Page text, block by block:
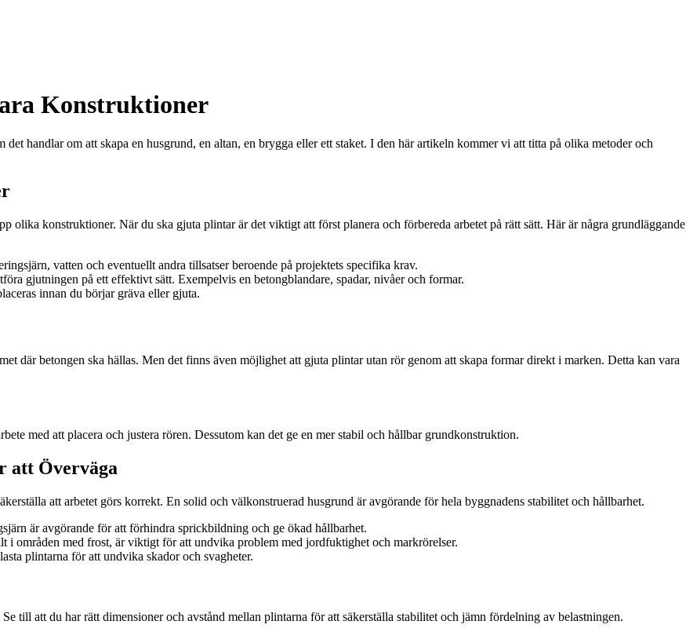
Konstruktioner
handlar om att skapa en husgrund, en altan, en brygga eller ett staket. I den här artikeln kommer vi att titta på olika metoder och
olika konstruktioner. När du ska gjuta plintar är det viktigt att först planera och förbereda arbetet på rätt sätt. Här är några grundläggande
vatten och eventuellt andra tillsatser beroende på projektets specifika krav.
gjutningen på ett effektivt sätt. Exempelvis en betongblandare, spadar, nivåer och formar.
innan du börjar gräva eller gjuta.
där betongen ska hällas. Men det finns även möjlighet att gjuta plintar utan rör genom att skapa formar direkt i marken. Detta kan vara
med att placera och justera rören. Dessutom kan det ge en mer stabil och hållbar grundkonstruktion.
att Överväga
att arbetet görs korrekt. En solid och välkonstruerad husgrund är avgörande för hela byggnadens stabilitet och hållbarhet.
är avgörande för att förhindra sprickbildning och ge ökad hållbarhet.
i områden med frost, är viktigt för att undvika problem med jordfuktighet och markrörelser.
plintarna för att undvika skador och svagheter.
till att du har rätt dimensioner och avstånd mellan plintarna för att säkerställa stabilitet och jämn fördelning av belastningen.